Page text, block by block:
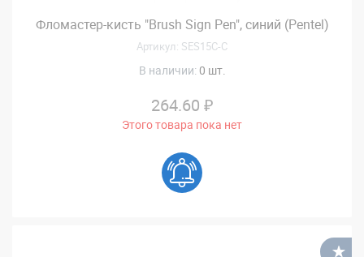
Фломастер-кисть "Brush Sign Pen", синий (Pentel)
Артикул: SES15C-C
В наличии: 0 шт.
264.60 ₽
Этого товара пока нет